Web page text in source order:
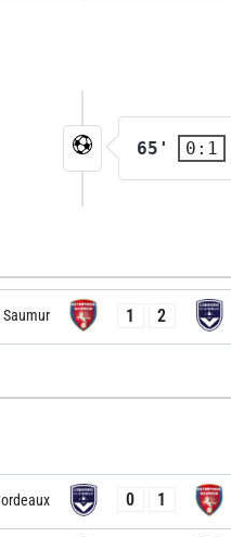
65' 0:1
Saumur 1 2
0 1